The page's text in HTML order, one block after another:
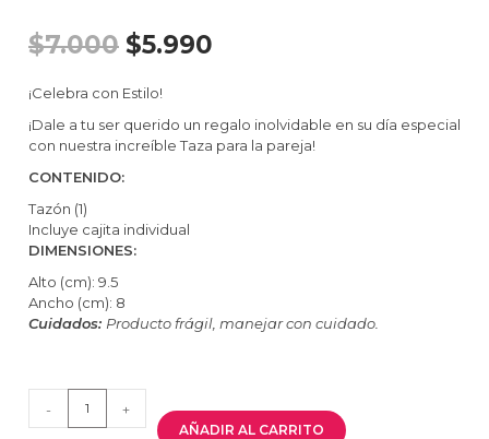
$7.000 $5.990
¡Celebra con Estilo!
¡Dale a tu ser querido un regalo inolvidable en su día especial
con nuestra increíble Taza para la pareja!
CONTENIDO:
Tazón (1)
Incluye cajita individual
DIMENSIONES:
Alto (cm): 9.5
Ancho (cm): 8
Cuidados: Producto frágil, manejar con cuidado.
- +
AÑADIR AL CARRITO